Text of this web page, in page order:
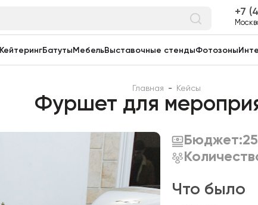
7
КейтерингБатуты МебельВыставочные стендыФотозоны
Главная - Кейсы
Фуршет для
Бюджет:
Что было